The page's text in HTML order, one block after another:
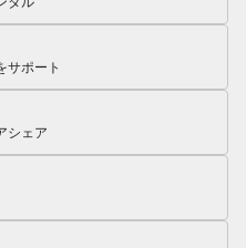
サポート
シェア